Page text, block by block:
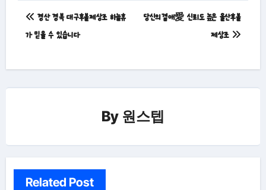
글
탐
경산 경북 대구후불제상조 하늘휴
가 믿을 수 있습니다
당신의곁애愛 신뢰도 높은 울산후불
제상조
By 원스텝
Related Post